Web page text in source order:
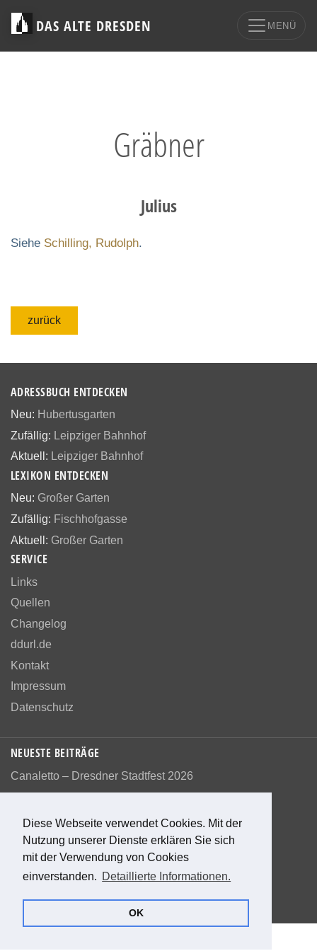
Diese Webseite verwendet Cookies. Mit der
Nutzung unserer Dienste erklären Sie sich
mit der Verwendung von Cookies
einverstanden. Detaillierte Informationen.
OK
DAS ALTE DRESDEN MENÜ
Gräbner
Julius
Siehe Schilling, Rudolph.
zurück
ADRESSBUCH ENTDECKEN
Neu: Hubertusgarten
Zufällig: Leipziger Bahnhof
Aktuell: Leipziger Bahnhof
LEXIKON ENTDECKEN
Neu: Großer Garten
Zufällig: Fischhofgasse
Aktuell: Großer Garten
SERVICE
Links
Quellen
Changelog
ddurl.de
Kontakt
Impressum
Datenschutz
NEUESTE BEITRÄGE
Canaletto – Dresdner Stadtfest 2026
Bewerte diese Seite